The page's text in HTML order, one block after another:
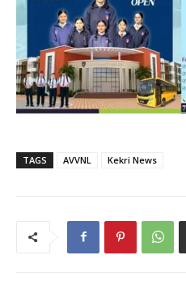
TAGS AVVNL Kekri News